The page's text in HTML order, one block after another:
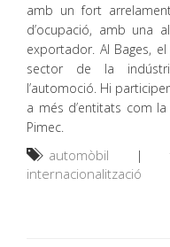
amb un fort
d’ocupació, amb una
exportador. Al Bages,
sector de la
l’automoció. Hi
a més d’entitats com la
Pimec.
automòbil |
internacionalització